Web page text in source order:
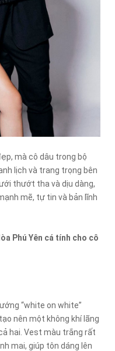
mà cô dâu trong bộ
lịch và trang trọng bên
thướt tha và dịu dàng,
mẽ, tự tin và bản lĩnh
Phú Yên cá tính cho cô
“white on white”
nên một không khí lãng
hai. Vest màu trắng rất
mai, giúp tôn dáng lên